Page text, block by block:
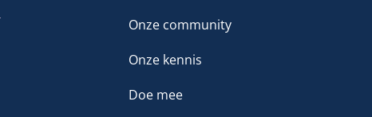
Onze community
Onze kennis
Doe mee